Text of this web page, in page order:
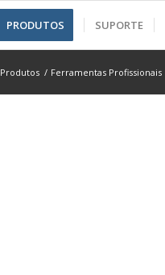
PRODUTOS SUPORTE
Produtos / Ferramentas Profissionais